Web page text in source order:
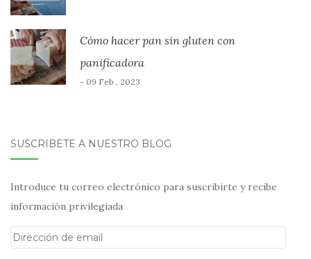
Cómo hacer pan sin gluten con
panificadora
- 09 Feb , 2023
SUSCRÍBETE A NUESTRO BLOG
Introduce tu correo electrónico para suscribirte y recibe
información privilegiada
Dirección